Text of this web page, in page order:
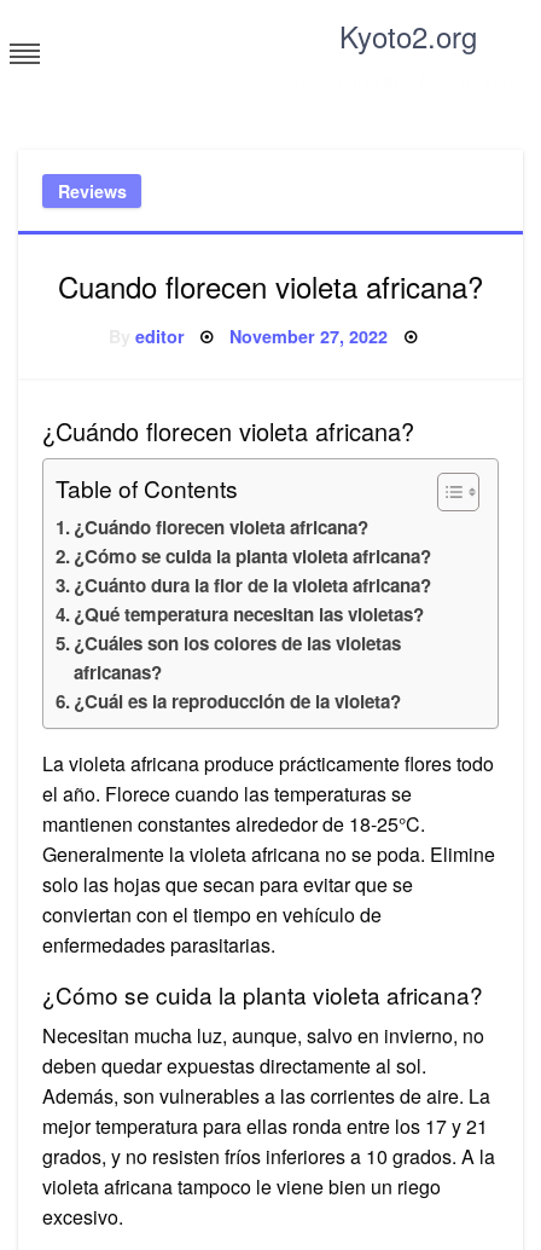
to
content
Kyoto2.org
Reviews
Cuando florecen violeta africana?
editor Posted
November 27, 2022
¿Cuándo florecen violeta africana?
Table of Contents
¿Cuándo florecen violeta africana?
¿Cómo se cuida la planta violeta africana?
¿Cuánto dura la flor de la violeta africana?
¿Qué temperatura necesitan las violetas?
¿Cuáles son los colores de las violetas
africanas?
¿Cuál es la reproducción de la violeta?
La violeta africana produce prácticamente flores todo
el año. Florece cuando las temperaturas se
mantienen constantes alrededor de 18-25°C.
Generalmente la violeta africana no se poda. Elimine
solo las hojas que secan para evitar que se
conviertan con el tiempo en vehículo de
enfermedades parasitarias.
¿Cómo se cuida la planta violeta africana?
Necesitan mucha luz, aunque, salvo en invierno, no
deben quedar expuestas directamente al sol.
Además, son vulnerables a las corrientes de aire. La
mejor temperatura para ellas ronda entre los 17 y 21
grados, y no resisten fríos inferiores a 10 grados. A la
violeta africana tampoco le viene bien un riego
excesivo.